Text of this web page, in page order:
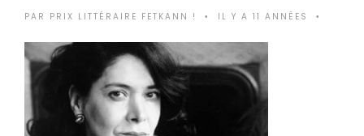
PAR PRIX LITTÉRAIRE FETKANN ! • IL Y A 11 ANNÉES •